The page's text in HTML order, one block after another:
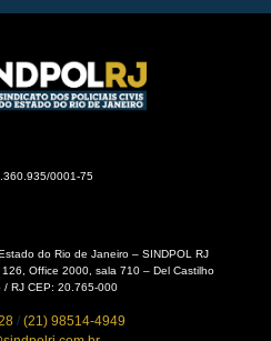
0001-75
do Rio de Janeiro – SINDPOL RJ
Office 2000, sala 710 – Del Castilho
/ RJ CEP: 20.765-000
/ (21) 98514-4949